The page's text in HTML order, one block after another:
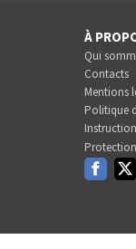
À
Qui
Contacts
Mentions
Politique
Facebook